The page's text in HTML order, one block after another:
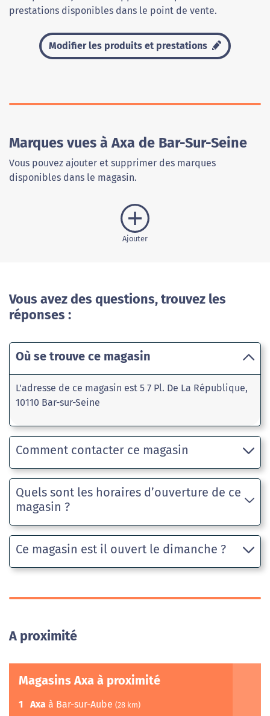
prestations disponibles dans le point de vente.
Modifier les produits et prestations
Marques vues à Axa de Bar-Sur-Seine
Vous pouvez ajouter et supprimer des marques
disponibles dans le magasin.
Ajouter
Vous avez des questions, trouvez les
réponses :
Où se trouve ce magasin
L'adresse de ce magasin est 5 7 Pl. De La République,
10110 Bar-sur-Seine
Comment contacter ce magasin
Quels sont les horaires d’ouverture de ce
magasin ?
Ce magasin est il ouvert le dimanche ?
A proximité
Magasins Axa à proximité
1 Axa à Bar-sur-Aube (28 km)